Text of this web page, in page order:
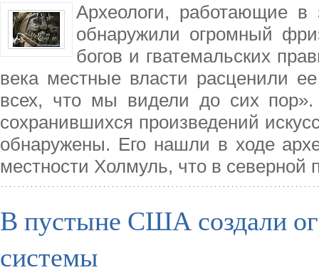
Археологи, работающие
обнаружили огромный
богов и гватемальских
века местные власти расценили
всех, что мы видели до сих
сохранившихся произведений
обнаружены. Его нашли в ходе
местности Холмуль, что в северной
В пустыне США создали
системы